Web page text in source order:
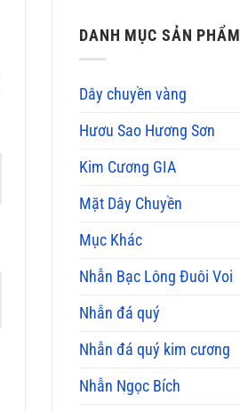
DANH MỤC SẢN PHẨM
Dây chuyền vàng
Hươu Sao Hương Sơn
Kim Cương GIA
Mặt Dây Chuyền
Mục Khác
Nhẫn Bạc Lông Đuôi Voi
Nhẫn đá quý
Nhẫn đá quý kim cương
Nhẫn Ngọc Bích